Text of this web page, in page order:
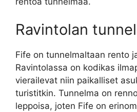
Ravintolan
Fife on tunnelmaltaan rento
Ravintolassa on kodikas
vierailevat niin paikalliset
turistitkin. Tunnelma on
leppoisa, joten Fife on